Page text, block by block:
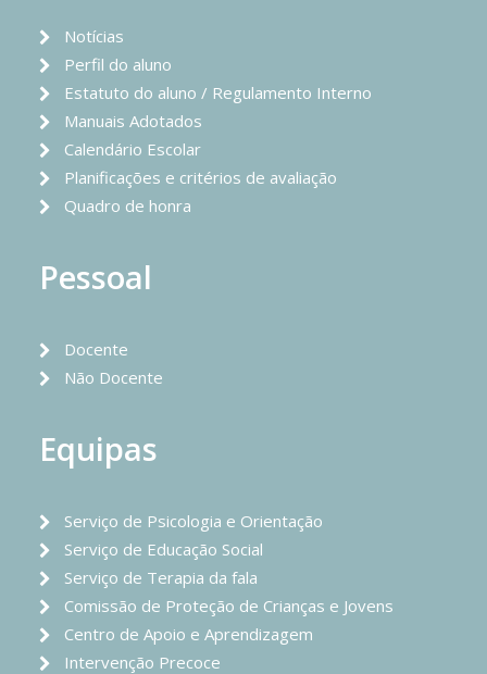
Notícias
Perfil do aluno
Estatuto do aluno / Regulamento Interno
Manuais Adotados
Calendário Escolar
Planificações e critérios de avaliação
Quadro de honra
Pessoal
Docente
Não Docente
Equipas
Serviço de Psicologia e Orientação
Serviço de Educação Social
Serviço de Terapia da fala
Comissão de Proteção de Crianças e Jovens
Centro de Apoio e Aprendizagem
Intervenção Precoce